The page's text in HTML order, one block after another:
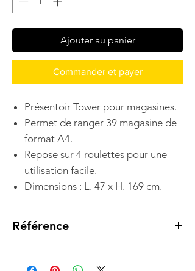
Ajouter au panier
Commander et payer
Présentoir Tower pour magasines.
Permet de ranger 39 magasine de
format A4.
Repose sur 4 roulettes pour une
utilisation facile.
Dimensions : L. 47 x H. 169 cm.
Référence